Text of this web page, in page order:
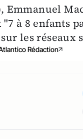
Emmanuel
à 8 enfants
les réseaux
Rédaction